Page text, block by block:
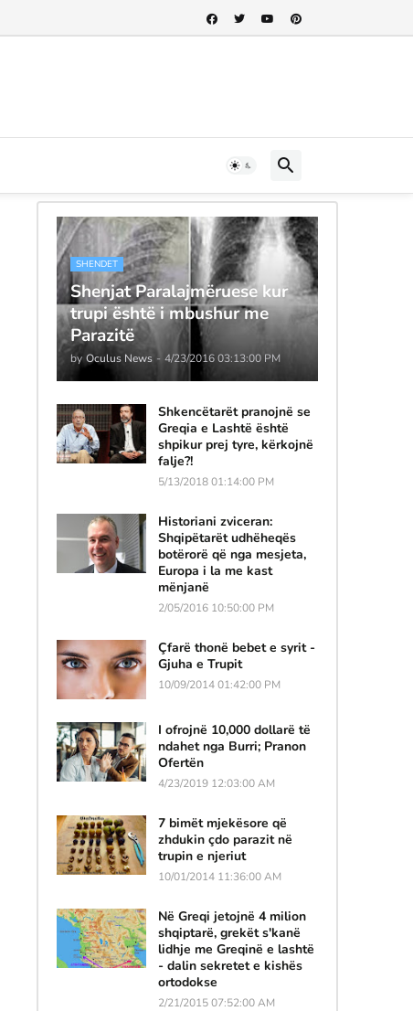
SHENDET
Shenjat Paralajmëruese kur
trupi është i mbushur me
Parazitë
by Oculus News - 4/23/2016 03:13:00 PM
Shkencëtarët pranojnë se
Greqia e Lashtë është
shpikur prej tyre, kërkojnë
falje?!
5/13/2018 01:14:00 PM
Historiani zviceran:
Shqipëtarët udhëheqës
botërorë që nga mesjeta,
Europa i la me kast
mënjanë
2/05/2016 10:50:00 PM
Çfarë thonë bebet e syrit -
Gjuha e Trupit
10/09/2014 01:42:00 PM
I ofrojnë 10,000 dollarë të
ndahet nga Burri; Pranon
Ofertën
4/23/2019 12:03:00 AM
7 bimët mjekësore që
zhdukin çdo parazit në
trupin e njeriut
10/01/2014 11:36:00 AM
Në Greqi jetojnë 4 milion
shqiptarë, grekët s'kanë
lidhje me Greqinë e lashtë
- dalin sekretet e kishës
ortodokse
2/21/2015 07:52:00 AM